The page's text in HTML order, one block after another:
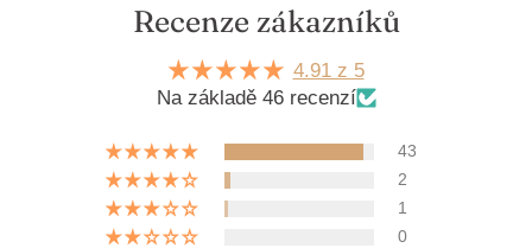
Recenze zákazníků
4.91 z 5
Na základě 46 recenzí
43
2
1
0